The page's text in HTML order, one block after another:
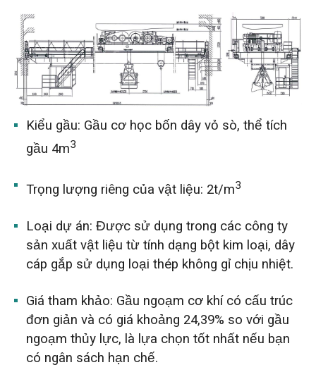
Kiểu gầu: Gầu cơ học bốn dây vỏ sò, thể tích
gầu 4m3
Trọng lượng riêng của vật liệu: 2t/m3
Loại dự án: Được sử dụng trong các công ty
sản xuất vật liệu từ tính dạng bột kim loại, dây
cáp gắp sử dụng loại thép không gỉ chịu nhiệt.
Giá tham khảo: Gầu ngoạm cơ khí có cấu trúc
đơn giản và có giá khoảng 24,39% so với gầu
ngoạm thủy lực, là lựa chọn tốt nhất nếu bạn
có ngân sách hạn chế.